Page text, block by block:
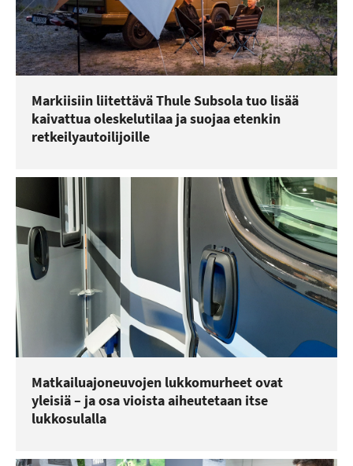
Markiisiin liitettävä Thule Subsola tuo lisää
kaivattua oleskelutilaa ja suojaa etenkin
retkeilyautoilijoille
Matkailuajoneuvojen lukkomurheet ovat
yleisiä – ja osa vioista aiheutetaan itse
lukkosulalla